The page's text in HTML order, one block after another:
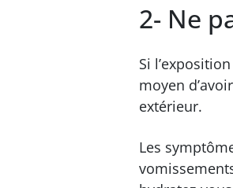
2- Ne
Si
moyen
extérieur.
Les